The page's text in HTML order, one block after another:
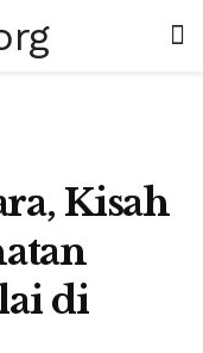
Kisah
di